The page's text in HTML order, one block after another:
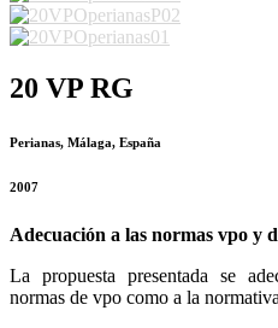
20 VP RG
Perianas, Málaga, España
2007
Adecuación a las normas vpo y
La propuesta presentada se
normas de vpo como a la